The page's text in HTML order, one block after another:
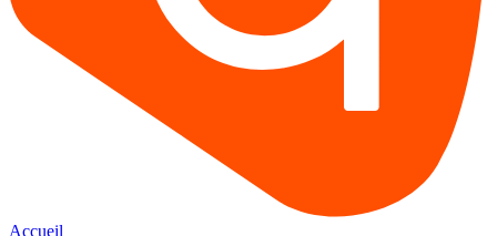
Accueil